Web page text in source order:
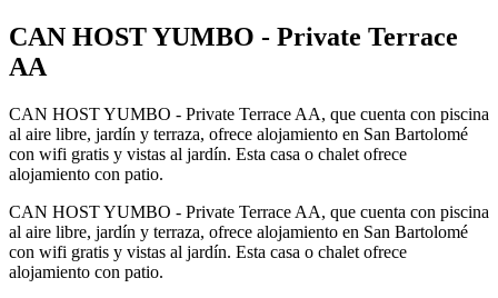
CAN HOST YUMBO - Private Terrace
AA
CAN HOST YUMBO - Private Terrace AA, que cuenta con piscina
al aire libre, jardín y terraza, ofrece alojamiento en San Bartolomé
con wifi gratis y vistas al jardín. Esta casa o chalet ofrece
alojamiento con patio.
CAN HOST YUMBO - Private Terrace AA, que cuenta con piscina
al aire libre, jardín y terraza, ofrece alojamiento en San Bartolomé
con wifi gratis y vistas al jardín. Esta casa o chalet ofrece
alojamiento con patio.